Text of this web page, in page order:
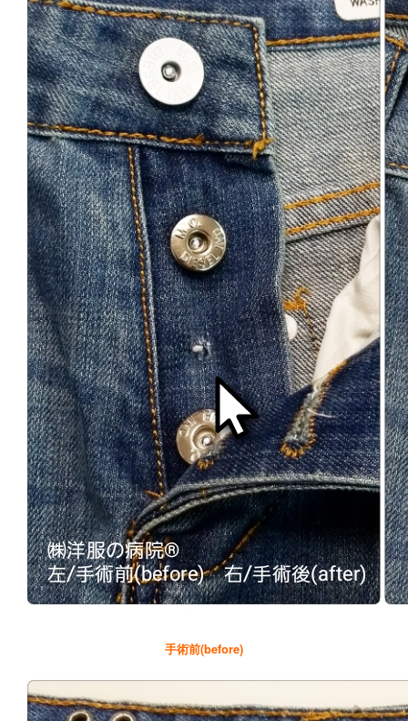
手術前(before)